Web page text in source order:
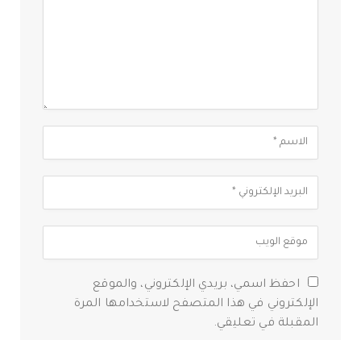
احفظ اسمي، بريدي الإلكتروني، والموقع
الإلكتروني في هذا المتصفح لاستخدامها المرة
المقبلة في تعليقي.